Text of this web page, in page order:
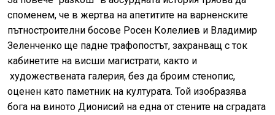
споменем, че в жертва на апетитите на варненските
пътностроителни босове Росен Колелиев и Владимир
Зеленченко ще падне трафопостът, захранващ с ток
кабинетите на висши магистрати, както и
художествената галерия, без да броим стенопис,
оценен като паметник на културата. Той изобразява
бога на виното Дионисий на една от стените на сградата